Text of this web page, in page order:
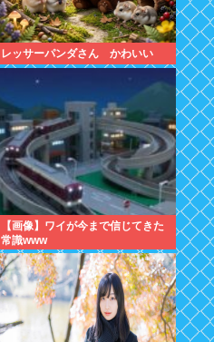
レッサーパンダさん かわいい
【画像】ワイが今まで信じてきた
常識www